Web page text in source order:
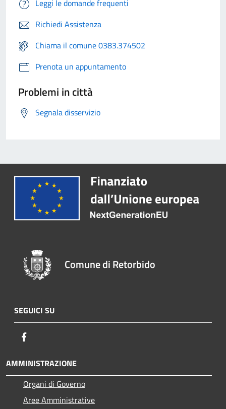
Leggi le domande frequenti
Richiedi Assistenza
Chiama il comune 0383.374502
Prenota un appuntamento
Problemi in città
Segnala disservizio
Comune di Retorbido
SEGUICI SU
AMMINISTRAZIONE
Organi di Governo
Aree Amministrative